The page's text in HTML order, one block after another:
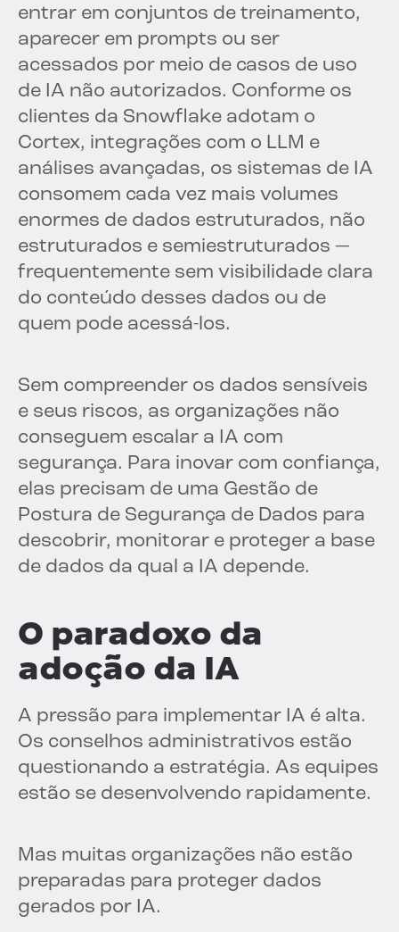
entrar em conjuntos de treinamento,
aparecer em prompts ou ser
acessados por meio de casos de uso
de IA não autorizados. Conforme os
clientes da Snowflake adotam o
Cortex, integrações com o LLM e
análises avançadas, os sistemas de IA
consomem cada vez mais volumes
enormes de dados estruturados, não
estruturados e semiestruturados —
frequentemente sem visibilidade clara
do conteúdo desses dados ou de
quem pode acessá-los.
Sem compreender os dados sensíveis
e seus riscos, as organizações não
conseguem escalar a IA com
segurança. Para inovar com confiança,
elas precisam de uma Gestão de
Postura de Segurança de Dados para
descobrir, monitorar e proteger a base
de dados da qual a IA depende.
O paradoxo da
adoção da IA
A pressão para implementar IA é alta.
Os conselhos administrativos estão
questionando a estratégia. As equipes
estão se desenvolvendo rapidamente.
Mas muitas organizações não estão
preparadas para proteger dados
gerados por IA.